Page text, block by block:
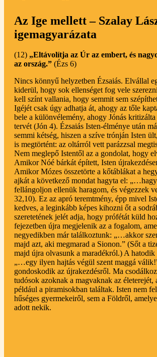
Az Ige mellett – Szalay
igemagyarázata
(12) „Eltávolítja az Úr az embert, és
az ország.” (Ézs 6)
Nincs könnyű helyzetben Ézsaiás. Elvállal
kiderül, hogy sok ellenséget fog vele
kell színt vallania, hogy semmit sem
Igéjét csak úgy adhatja át, ahogy az tőle
bele a különvélemény, ahogy Jónás kritizálta
tervét (Jón 4). Ézsaiás Isten-élménye után
semmi kétség, hiszen a szíve trónján Isten
is megtörtént: az oltárról vett parázzsal
Nem meglepő Istentől az a gondolat, hogy
Amikor Nóé bárkát épített, Isten
Amikor Mózes összetörte a kőtáblákat a
ajkát a következő mondat hagyta el:
fellángoljon ellenük haragom, és végezzek
32,10). Ez az apró teremtmény, épp mivel
kedves, a leginkább képes kihozni őt a
szeretetének jelét adja, hogy prófétát küld
fejezetben újra megjelenik az a fogalom,
negyedikben már találkoztunk: „…akkor
majd azt, aki megmarad a Sionon.” (Sőt a
majd újra olvasunk a maradékról.) A
„…egy ilyen hajtás végül szent maggá
gondoskodik az újrakezdésről. Ma
tudósok azoknak a magvaknak az életerejét,
például a piramisokban találtak. Isten nem
hűséges gyermekeiről, sem a Földről,
adott nekik.